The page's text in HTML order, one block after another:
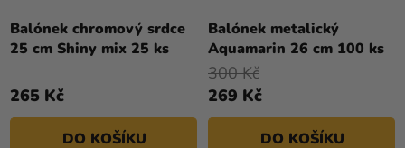
Balónek chromový srdce
25 cm Shiny mix 25 ks
265 Kč
DO KOŠÍKU
Balónek metalický
Aquamarin 26 cm 100 ks
269 Kč
300 Kč
DO KOŠÍKU